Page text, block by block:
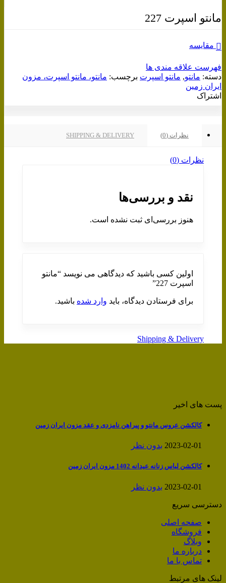
مانتو اسپرت 227
مقایسه
فهرست علاقه مندی ها
دسته: مانتو, مانتو اسپرت برچسب: مانتو، مانتو اسپرت، مزون
ایران زمین
اشتراک
نظرات (0) SHIPPING & DELIVERY
نظرات (0)
نقد و بررسی‌ها
هنوز بررسی‌ای ثبت نشده است.
اولین کسی باشید که دیدگاهی می نویسد “مانتو
اسپرت 227”
برای فرستادن دیدگاه، باید وارد شده باشید.
Shipping & Delivery
پست های اخیر
کالکشن عروس مانتو و پیراهن نامزدی و عقد مزون ایران زمین
2023-02-01 بدون نظر
کالکشن لباس زنانه عیدانه 1402 مزون ایران زمین
2023-02-01 بدون نظر
دسترسی سریع
صفحه اصلی
فروشگاه
وبلاگ
درباره ما
تماس با ما
لینک های مرتبط